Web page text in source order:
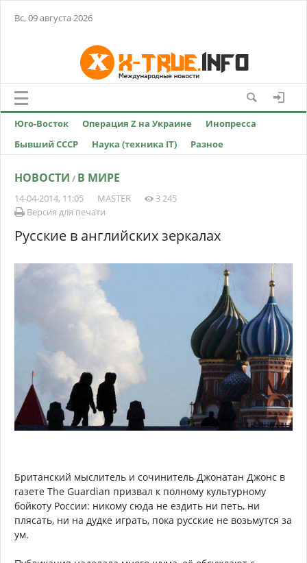
Вс, 09 августа 2026
Юго-Восток Операция Z на Украине
Инопресса
Бывший СССР
Наука (техника IT) Разное
НОВОСТИ / В МИРЕ
14-04-2014, 11:05 MASTER
3 245
Версия для печати
Русские в английских зеркалах
Британский мыслитель и сочинитель Джонатан Джонс в
газете The Guardian призвал к полному культурному
бойкоту России: никому сюда не ездить ни петь, ни
плясать, ни на дудке играть, пока русские не возьмутся за
ум.